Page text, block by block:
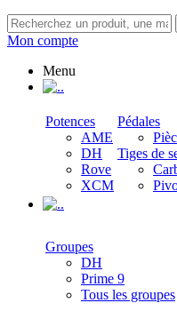
Mon compte
Menu
.
Potences
AME
DH
Rove
XCM
Pédales
Tiges de
.
Groupes
DH
Prime 9
Tous les groupes